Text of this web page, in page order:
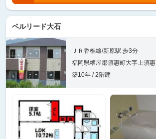
ベルリード大石
ＪＲ香椎線/新原駅 歩3分
福岡県糟屋郡須惠町大字上須惠
築10年 / 2階建